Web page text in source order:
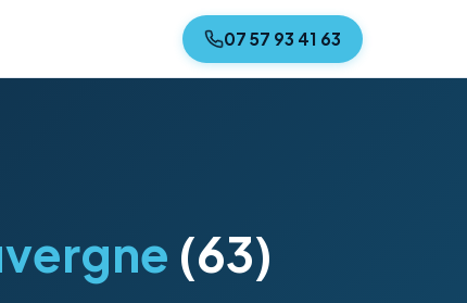
07 57 93 41 63
(63)